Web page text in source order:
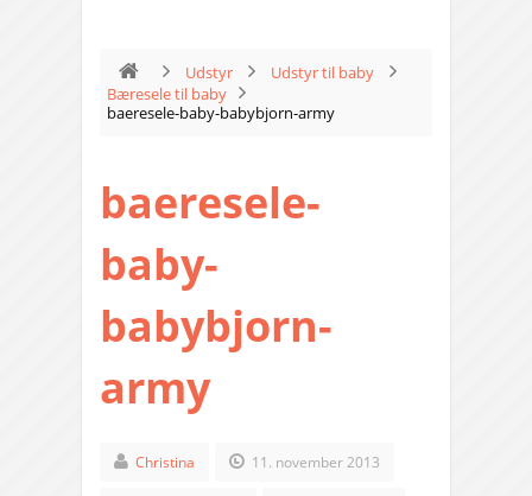
Udstyr
Udstyr til baby
Bæresele til baby
baeresele-baby-babybjorn-army
baeresele-
baby-
babybjorn-
army
Christina 11. november 2013